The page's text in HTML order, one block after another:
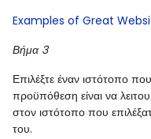
Examples of Great
Βήμα 3
Επιλέξτε έναν ιστότοπο
προϋπόθεση είναι να
στον ιστότοπο που
του.